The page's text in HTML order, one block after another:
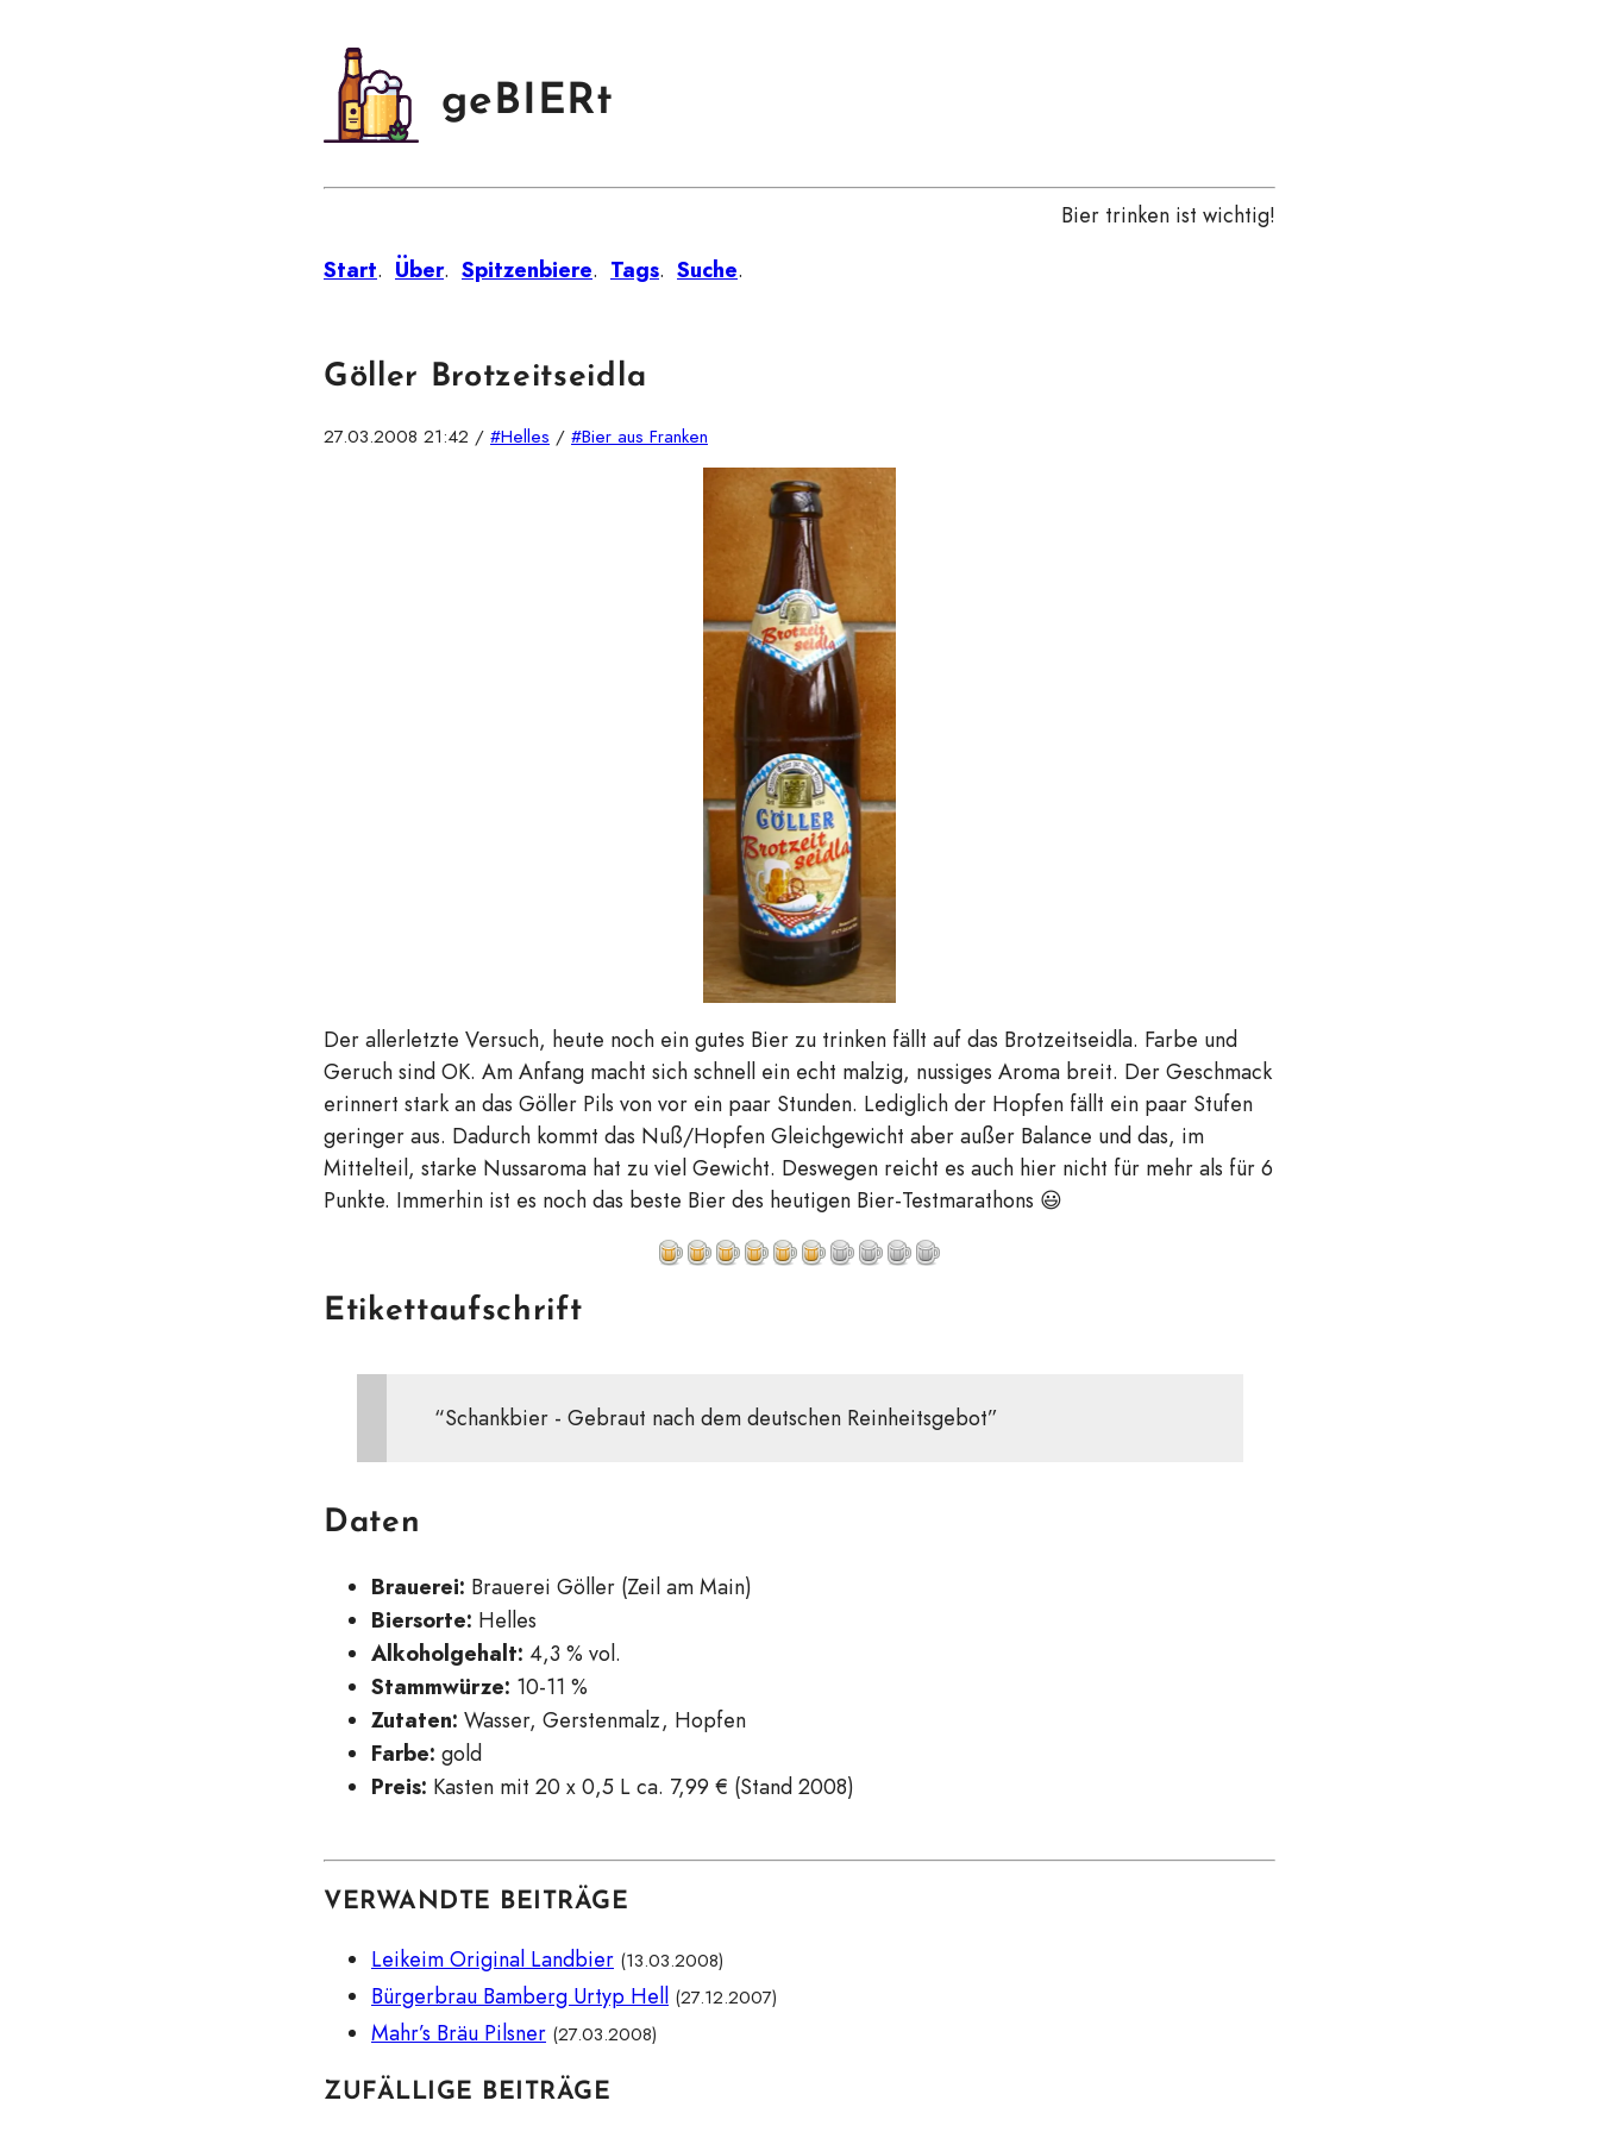
geBIERt
Bier trinken ist wichtig!
Start. Über. Spitzenbiere. Tags. Suche.
Göller Brotzeitseidla
27.03.2008 21:42 / #Helles / #Bier aus Franken
Der allerletzte Versuch, heute noch ein gutes Bier zu trinken fällt auf das Brotzeitseidla. Farbe und
Geruch sind OK. Am Anfang macht sich schnell ein echt malzig, nussiges Aroma breit. Der Geschmack
erinnert stark an das Göller Pils von vor ein paar Stunden. Lediglich der Hopfen fällt ein paar Stufen
geringer aus. Dadurch kommt das Nuß/Hopfen Gleichgewicht aber außer Balance und das, im
Mittelteil, starke Nussaroma hat zu viel Gewicht. Deswegen reicht es auch hier nicht für mehr als für 6
Punkte. Immerhin ist es noch das beste Bier des heutigen Bier-Testmarathons 😃
Etikettaufschrift
“Schankbier - Gebraut nach dem deutschen Reinheitsgebot”
Daten
Brauerei: Brauerei Göller (Zeil am Main)
Biersorte: Helles
Alkoholgehalt: 4,3 % vol.
Stammwürze: 10-11 %
Zutaten: Wasser, Gerstenmalz, Hopfen
Farbe: gold
Preis: Kasten mit 20 x 0,5 L ca. 7,99 € (Stand 2008)
VERWANDTE BEITRÄGE
Leikeim Original Landbier (13.03.2008)
Bürgerbrau Bamberg Urtyp Hell (27.12.2007)
Mahr’s Bräu Pilsner (27.03.2008)
ZUFÄLLIGE BEITRÄGE